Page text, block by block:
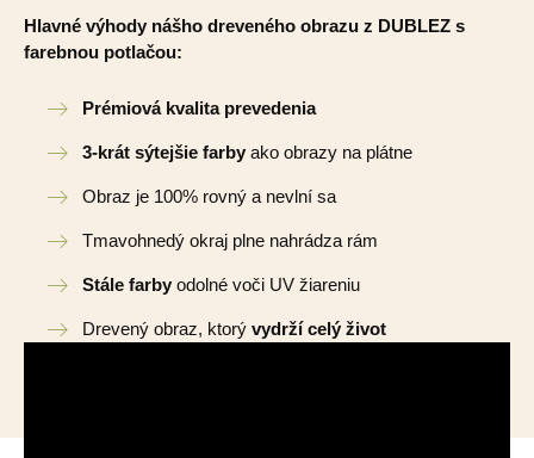
Hlavné výhody nášho dreveného obrazu z DUBLEZ s
farebnou potlačou:
Prémiová kvalita prevedenia
3-krát sýtejšie farby ako obrazy na plátne
Obraz je 100% rovný a nevlní sa
Tmavohnedý okraj plne nahrádza rám
Stále farby odolné voči UV žiareniu
Drevený obraz, ktorý vydrží celý život